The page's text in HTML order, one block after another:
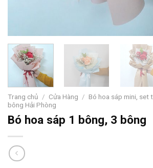
Trang chủ / Cửa Hàng / Bó hoa sáp mini, set
bông Hải Phòng
Bó hoa sáp 1 bông, 3 bông